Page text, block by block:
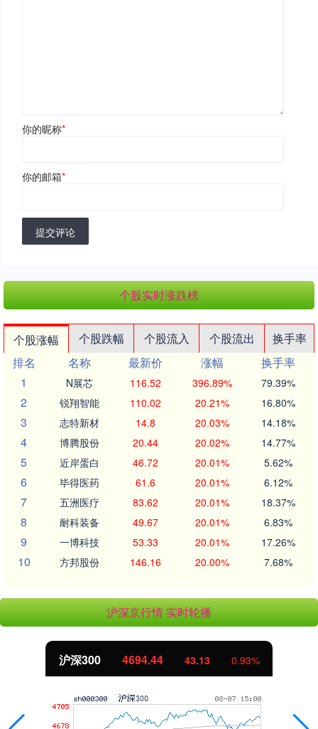
你的昵称*
你的邮箱*
提交评论
个股实时涨跌榜
个股涨幅 个股跌幅 个股流入 个股流出
换手率
排名
名称 最新价 涨幅
换手率
1
N展芯 116.52 396.89% 79.39%
2 锐翔智能 110.02 20.21% 16.80%
3 志特新材 14.8 20.03% 14.18%
4 博腾股份 20.44 20.02% 14.77%
5 近岸蛋白 46.72 20.01% 5.62%
6 毕得医药 61.6 20.01% 6.12%
7 五洲医疗 83.62 20.01% 18.37%
8 耐科装备 49.67 20.01% 6.83%
9 一博科技 53.33 20.01% 17.26%
10 方邦股份 146.16 20.00% 7.68%
沪深京行情 实时轮播
沪深300 4694.44 43.13 0.93%